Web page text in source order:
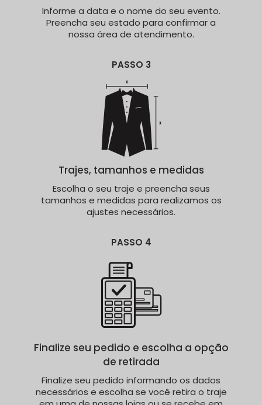
Informe a data e o nome do seu evento.
Preencha seu estado para confirmar a
nossa área de atendimento.
PASSO 3
Trajes, tamanhos e medidas
Escolha o seu traje e preencha seus
tamanhos e medidas para realizamos os
ajustes necessários.
PASSO 4
Finalize seu pedido e escolha a opção
de retirada
Finalize seu pedido informando os dados
necessários e escolha se você retira o traje